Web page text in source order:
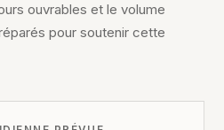
ouvrables et le volume
pour soutenir cette